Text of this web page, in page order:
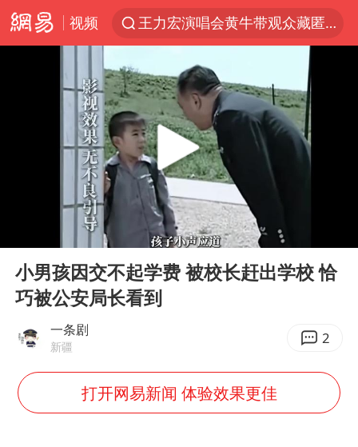
视频
王力宏演唱会黄牛带观众藏匿被查获
公司“上四休三”但要降薪1000元
改名后的“青海拉面”店
台风灿鸿未来对中国无影响
“中国蔬菜之乡”最高温达41.8℃
东方之约 相约未来
Play
小男孩因交不起学费 被校长赶出学校 恰
巧被公安局长看到
一条剧
新疆 2
打开网易新闻 体验效果更佳